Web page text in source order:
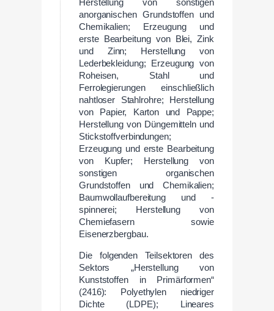
Herstellung von sonstigen
anorganischen Grundstoffen und
Chemikalien; Erzeugung und
erste Bearbeitung von Blei, Zink
und Zinn; Herstellung von
Lederbekleidung; Erzeugung von
Roheisen, Stahl und
Ferrolegierungen einschließlich
nahtloser Stahlrohre; Herstellung
von Papier, Karton und Pappe;
Herstellung von Düngemitteln und
Stickstoffverbindungen;
Erzeugung und erste Bearbeitung
von Kupfer; Herstellung von
sonstigen organischen
Grundstoffen und Chemikalien;
Baumwollaufbereitung und -
spinnerei; Herstellung von
Chemiefasern sowie
Eisenerzbergbau.
Die folgenden Teilsektoren des
Sektors „Herstellung von
Kunststoffen in Primärformen“
(2416): Polyethylen niedriger
Dichte (LDPE); Lineares